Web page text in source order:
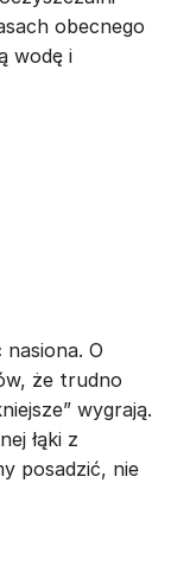
obecnego
wodę i
nasiona. O
że trudno
wygrają.
łąki z
posadzić, nie